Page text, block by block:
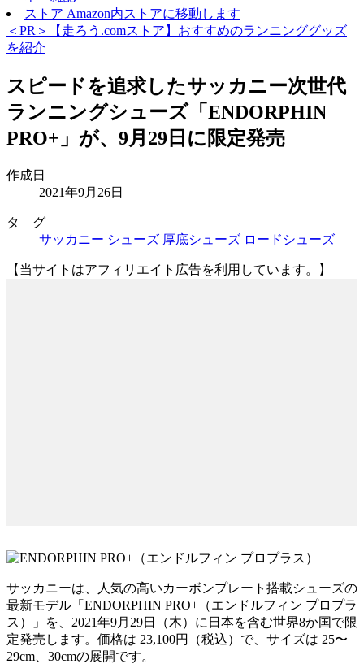
ストア Amazon内ストアに移動します
＜PR＞【走ろう.comストア】おすすめのランニンググッズ
を紹介
スピードを追求したサッカニー次世代
ランニングシューズ「ENDORPHIN
PRO+」が、9月29日に限定発売
作成日
2021年9月26日
タ グ
サッカニー シューズ 厚底シューズ ロードシューズ
【当サイトはアフィリエイト広告を利用しています。】
サッカニーは、人気の高いカーボンプレート搭載シューズの
最新モデル「ENDORPHIN PRO+（エンドルフィン プロプラ
ス）」を、2021年9月29日（木）に日本を含む世界8か国で限
定発売します。価格は 23,100円（税込）で、サイズは 25〜
29cm、30cmの展開です。